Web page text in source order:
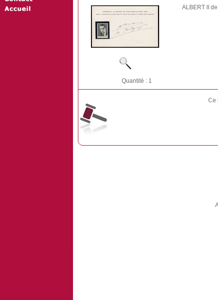
ALBERT II
Quantité : 1
Ce